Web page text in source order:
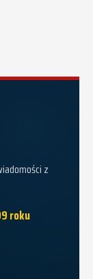
z
roku